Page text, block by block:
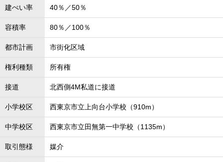
建ぺい率 40％／50％
容積率 80％／100％
都市計画 市街化区域
権利種類 所有権
接道 北西側4M私道に接道
小学校区 西東京市立上向台小学校（910m）
中学校区 西東京市立田無第一中学校（1135m）
取引態様 媒介